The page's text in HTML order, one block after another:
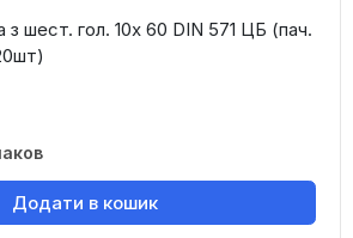
шест. гол. 10х 60 DIN 571 ЦБ (пач.
Додати в кошик